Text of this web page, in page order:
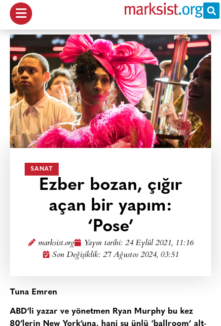
SANAT
Ezber bozan, çığır
açan bir yapım:
‘Pose’
marksist.org Yayın tarihi: 24 Eylül 2021, 11:16
Son Değişiklik: 27 Ağustos 2024, 03:51
Tuna Emren
ABD’li yazar ve yönetmen Ryan Murphy bu kez
80’lerin New York’una, hani şu ünlü ‘ballroom’ alt-